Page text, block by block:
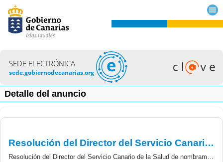
SEDE ELECTRÓNICA
sede.gobiernodecanarias.org
Detalle del anuncio
Resolución del Director del Servicio Canario de la Salud de nombramiento como personal laboral fijo en plazas básicas vacante de la categoría de Adjunto de Geriatria.
Resolución del Director del Servicio Canario de la Salud de nombramiento como personal Laboral fijo en plazas básicas vacante de la categoría de Adjunto Geriatría Grupo A/A1 Sanitario, del proceso selectivo excepcional de estabilización del empleo temporal de larga duración (concurso de méritos).